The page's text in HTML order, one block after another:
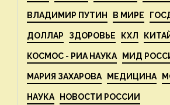
ВЛАДИМИР ПУТИН В МИРЕ
ДОЛЛАР ЗДОРОВЬЕ КХЛ
КОСМОС - РИА НАУКА МИД
МАРИЯ ЗАХАРОВА МЕДИЦИНА
НАУКА НОВОСТИ РОССИИ